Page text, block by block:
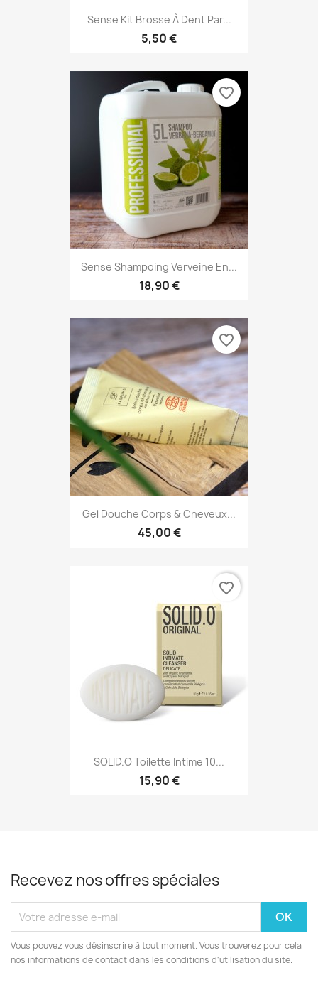
Sense Kit Brosse À Dent Par...
5,50 €
Sense Shampoing Verveine En...
18,90 €
favorite_border
Gel Douche Corps & Cheveux...
45,00 €
favorite_border
SOLID.O Toilette Intime 10...
15,90 €
favorite_border
Recevez nos offres spéciales
Vous pouvez vous désinscrire à tout moment. Vous trouverez pour cela
nos informations de contact dans les conditions d'utilisation du site.